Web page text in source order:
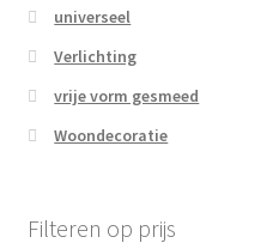
universeel
Verlichting
vrije vorm gesmeed
Woondecoratie
Filteren op prijs